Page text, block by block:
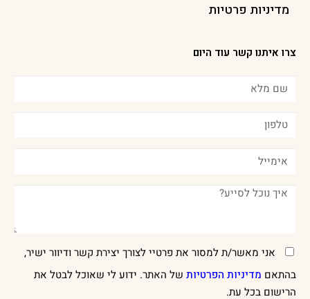
מדיניות פרטיות
צרו איתנו קשר עוד היום
אני מאשר/ת למסור את פרטיי לצורך יצירת קשר ודיוור ישיר,
בהתאם מדיניות הפרטיות של האתר. ידוע לי שאוכל לבטל את
הרישום בכל עת.